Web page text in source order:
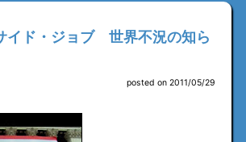
イド・ジョブ 世界不況の知ら
posted on 2011/05/29